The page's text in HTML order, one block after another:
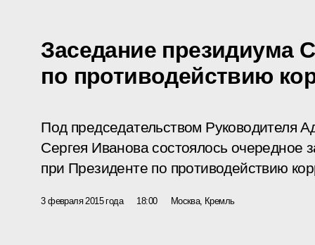
Заседание президиума
по противодействию
Под председательством Руководителя
Сергея Иванова состоялось очередное
при Президенте по противодействию
3 февраля 2015 года 18:00 Москва, Кремль